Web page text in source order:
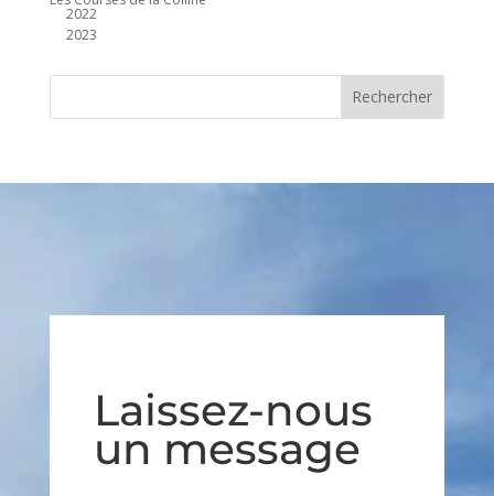
2022
2023
Laissez-nous
un message